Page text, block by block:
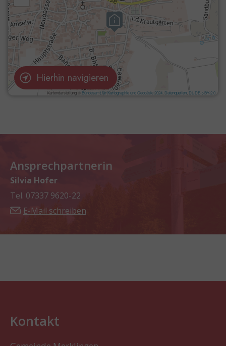
Hierhin navigieren
Ansprechpartnerin
Silvia Hofer
Tel. 07337 9620-22
E-Mail schreiben
Kontakt